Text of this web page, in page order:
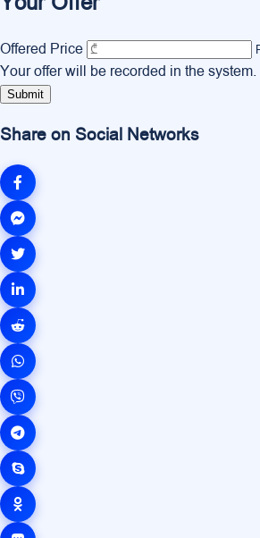
Offered Price
Your offer will be recorded in the system.
Submit
Share on Social Networks